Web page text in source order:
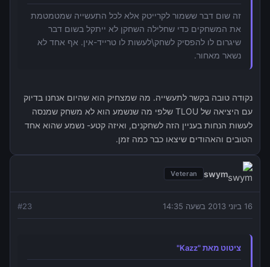
זה שום דבר ששמור לקרייטק אלא לכל התעשייה שמטמטמת
את המשחקים כדי שחלילה השחקן לא ייתקל בשום דבר
שיגרום לו להפסיק לשחק\לעשות לו טרייד-אין. אף אחד לא
נשאר מאחור.
נקודה טובה בקשר לתעשייה. מה שמצחיק הוא שהיום אנחנו בדיוק
עם היציאה של TLOU שלפי מה שנשמע הוא לא משחק שמנסה
לעשות הנחות בעניין הזה לשחקנים, ואיזה קטע- נשמע שהוא אחד
הטובים והאהודים שיצאו כבר כמה זמן.
swym
Veteran
16 ביוני 2013 בשעה 14:35 #23
ציטוט מאת "Kazz"